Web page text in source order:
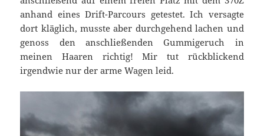
anhand eines Drift-Parcours getestet. Ich versagte
dort kläglich, musste aber durchgehend lachen und
genoss den anschließenden Gummigeruch in
meinen Haaren richtig! Mir tut rückblickend
irgendwie nur der arme Wagen leid.